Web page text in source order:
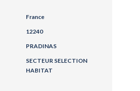
France
12240
PRADINAS
SECTEUR SELECTION
HABITAT